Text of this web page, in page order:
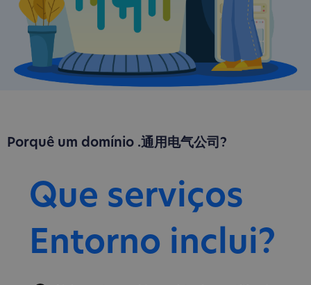
Porquê um domínio .通用电气公司?
Que serviços
Entorno inclui?